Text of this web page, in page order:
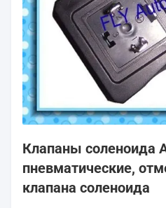
Клапаны соленоида
пневматические,
клапана соленоида